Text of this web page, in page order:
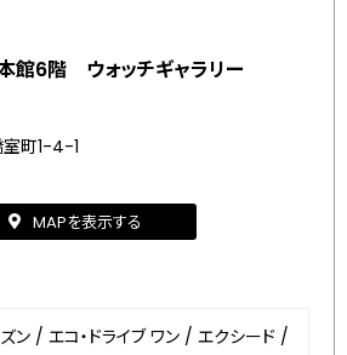
6階 ウォッチギャラリー
町1-4-1
MAPを表示する
ン / エコ・ドライブ ワン / エクシード /